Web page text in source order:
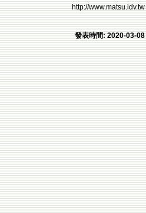
http://www.matsu.idv.tw
發表時間: 2020-03-08